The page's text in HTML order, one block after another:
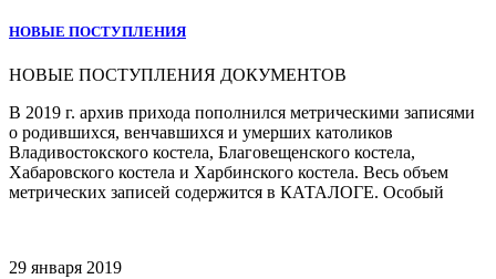
НОВЫЕ ПОСТУПЛЕНИЯ
НОВЫЕ ПОСТУПЛЕНИЯ ДОКУМЕНТОВ
В 2019 г. архив прихода пополнился метрическими записями
о родившихся, венчавшихся и умерших католиков
Владивостокского костела, Благовещенского костела,
Хабаровского костела и Харбинского костела. Весь объем
метрических записей содержится в КАТАЛОГЕ. Особый
29 января 2019